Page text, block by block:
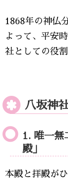
1868年の神仏
よって、平安
社としての役
八坂神
1. 唯一無
殿」
本殿と拝殿が